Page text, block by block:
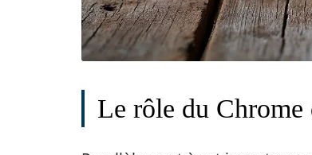
Le rôle du Chrome